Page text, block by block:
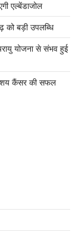
एल्बेंडाजोल
को बड़ी उपलब्धि
योजना से संभव हुई
कैंसर की सफल